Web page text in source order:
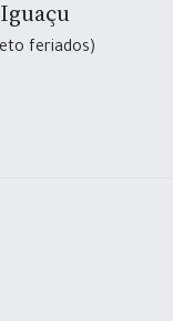
feriados)